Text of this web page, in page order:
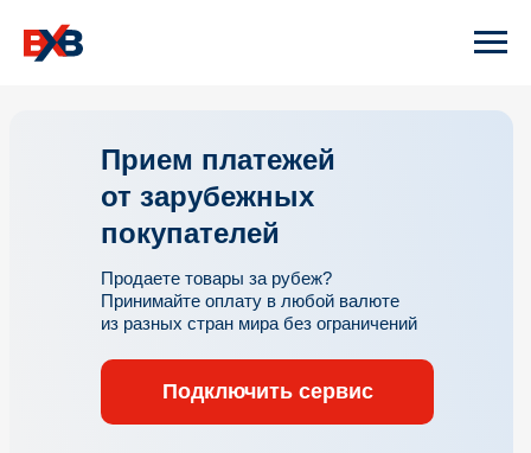
Прием платежей
от зарубежных
покупателей
Продаете товары за рубеж?
Принимайте оплату в любой валюте
из разных стран мира без ограничений
Подключить сервис